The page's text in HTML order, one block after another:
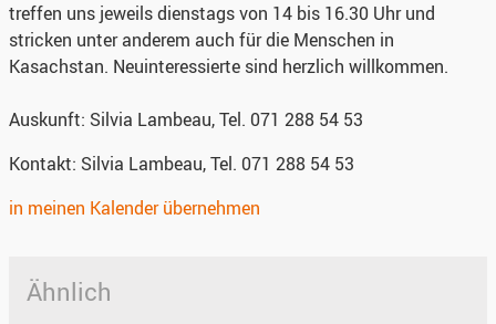
treffen uns jeweils dienstags von 14 bis 16.30 Uhr und
stricken unter anderem auch für die Menschen in
Kasachstan. Neuinteressierte sind herzlich willkommen.
Auskunft: Silvia Lambeau, Tel. 071 288 54 53
Kontakt: Silvia Lambeau, Tel. 071 288 54 53
in meinen Kalender übernehmen
Ähnlich